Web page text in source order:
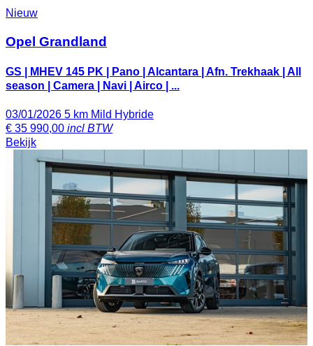
Nieuw
Opel Grandland
GS | MHEV 145 PK | Pano | Alcantara | Afn. Trekhaak | All
season | Camera | Navi | Airco | ...
03/01/2026 5 km Mild Hybride
€ 35 990,00 incl BTW
Bekijk